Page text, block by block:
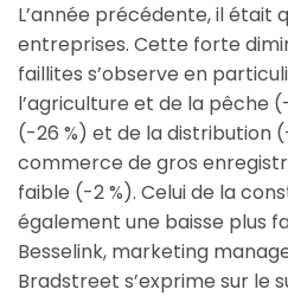
L’année précédente, il était
entreprises. Cette forte
faillites s’observe en
l’agriculture et de la pêche
(-26 %) et de la distribution
commerce de gros
faible (-2 %). Celui de la
également une baisse plus
Besselink, marketing
Bradstreet s’exprime sur le